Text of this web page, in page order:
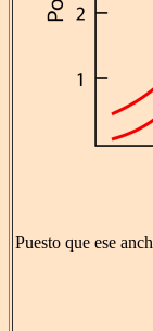
Puesto que ese